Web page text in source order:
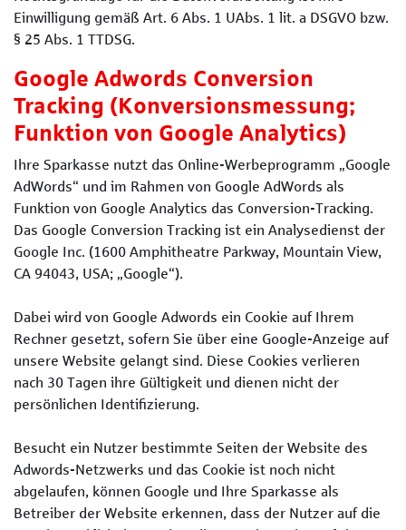
Einwilligung gemäß Art. 6 Abs. 1 UAbs. 1 lit. a DSGVO bzw.
§ 25 Abs. 1 TTDSG.
Google Adwords Conversion
Tracking (Konversionsmessung;
Funktion von Google Analytics)
Ihre Sparkasse nutzt das Online-Werbeprogramm „Google
AdWords“ und im Rahmen von Google AdWords als
Funktion von Google Analytics das Conversion-Tracking.
Das Google Conversion Tracking ist ein Analysedienst der
Google Inc. (1600 Amphitheatre Parkway, Mountain View,
CA 94043, USA; „Google“).
Dabei wird von Google Adwords ein Cookie auf Ihrem
Rechner gesetzt, sofern Sie über eine Google-Anzeige auf
unsere Website gelangt sind. Diese Cookies verlieren
nach 30 Tagen ihre Gültigkeit und dienen nicht der
persönlichen Identifizierung.
Besucht ein Nutzer bestimmte Seiten der Website des
Adwords-Netzwerks und das Cookie ist noch nicht
abgelaufen, können Google und Ihre Sparkasse als
Betreiber der Website erkennen, dass der Nutzer auf die